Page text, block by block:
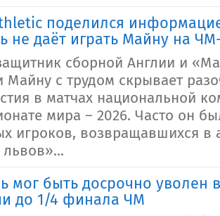
поделился
не даёт играть Майну на
сборной Англии и
Майну с трудом скрывает
в матчах национальной
мира – 2026. Часто он
игроков, возвращавшихся в
львов»...
мог быть досрочно уволен
до 1/4 финала ЧМ